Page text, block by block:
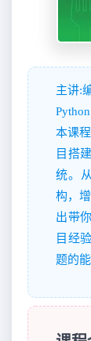
主讲:
本课
目搭
统。
构，
出带
目经
题的能